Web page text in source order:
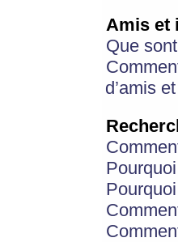
Amis et
Que
d’amis